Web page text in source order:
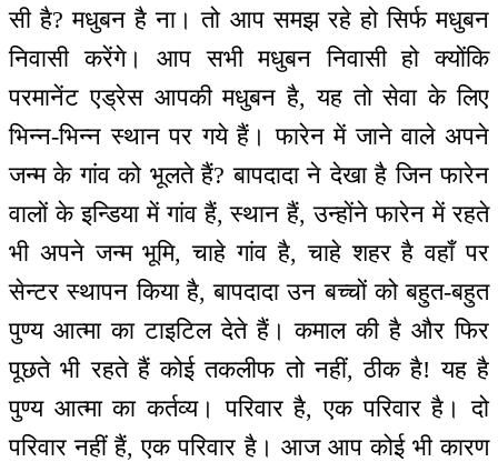
सी है? मधुबन है ना। तो आप समझ रहे हो सिर्फ मधुबन
निवासी करेंगे। आप सभी मधुबन निवासी हो क्योंकि
परमानेंट एड्रेस आपकी मधुबन है, यह तो सेवा के लिए
भिन्न-भिन्न स्थान पर गये हैं। फारेन में जाने वाले अपने
जन्म के गांव को भूलते हैं? बापदादा ने देखा है जिन फारेन
वालों के इन्डिया में गांव हैं, स्थान हैं, उन्होंने फारेन में रहते
भी अपने जन्म भूमि, चाहे गांव है, चाहे शहर है वहाँ पर
सेन्टर स्थापन किया है, बापदादा उन बच्चों को बहुत-बहुत
पुण्य आत्मा का टाइटिल देते हैं। कमाल की है और फिर
पूछते भी रहते हैं कोई तकलीफ तो नहीं, ठीक है! यह है
पुण्य आत्मा का कर्तव्य। परिवार है, एक परिवार है। दो
परिवार नहीं हैं, एक परिवार है। आज आप कोई भी कारण